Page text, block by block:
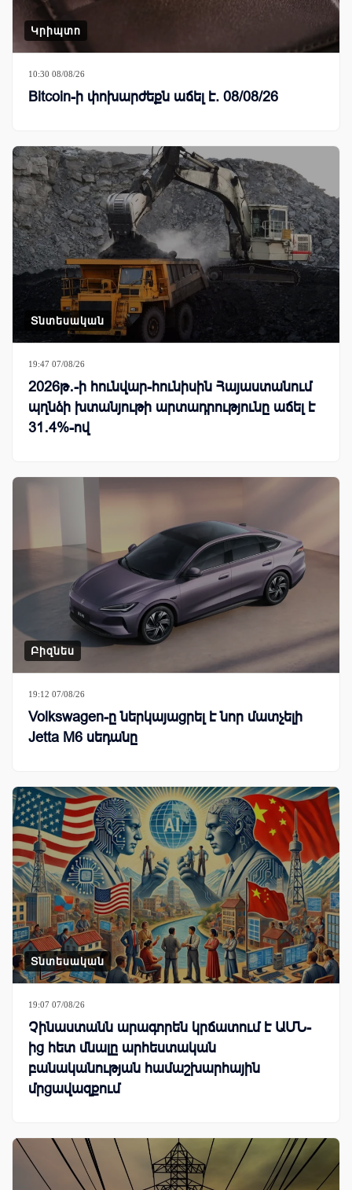
Կրիպտո
10:30 08/08/26
Bitcoin-ի փոխարժեքն աճել է. 08/08/26
Տնտեսական
19:47 07/08/26
2026թ․-ի հունվար-հունիսին Հայաստանում
պղնձի խտանյութի արտադրությունը աճել է
31․4%-ով
Բիզնես
19:12 07/08/26
Volkswagen-ը ներկայացրել է նոր մատչելի
Jetta M6 սեդանը
Տնտեսական
19:07 07/08/26
Չինաստանն արագորեն կրճատում է ԱՄՆ-
ից հետ մնալը արհեստական
բանականության համաշխարհային
մրցավազքում